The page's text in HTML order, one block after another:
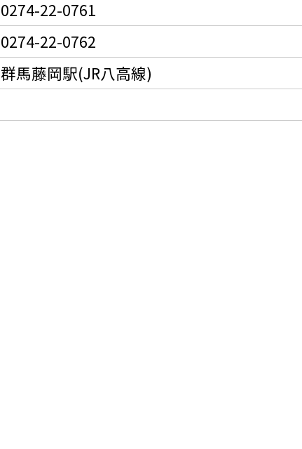
0274-22-0761
0274-22-0762
群馬藤岡駅(JR八高線)